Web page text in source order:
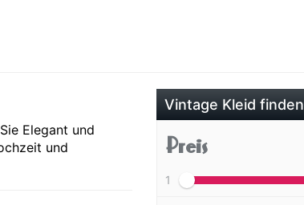
Elegant und
und
Vintage Kleid finden
Preis
1